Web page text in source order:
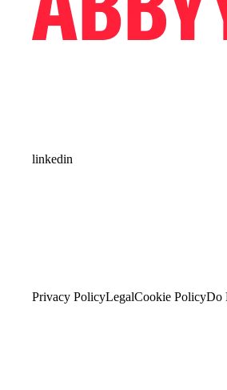
linkedin
Privacy PolicyLegalCookie PolicyDo